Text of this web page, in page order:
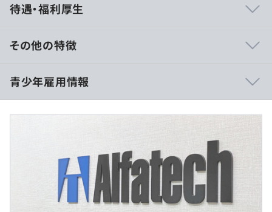
て、主に3つのソリューションを展開しており、エンジニ
す。
タ）を生かしきれていない・盤業界のIT化は他の製造業よ
りも20年遅れていると言われている
▼
とで社会貢献しています。エンジニアとして、お客様の課
題を自らの手で解決に導くことができます。
CADをつくっている会社で汎用CADも電気CADもどちらも
扱っている会社は少ない
待遇・福利厚生
月給：約237,210円
・基本給：192,000円
・固定残業代：30時間分、45,210円（超過分は別途支
■高専専攻科／四大卒
月給：247,100円
・基本給：200,000円
・固定残業代：30時間分、47,100円（超過分は別途支
その他の特徴
青少年雇用情報
前年度 採用者数1人 離職者数0人
2年度前 採用者数1人 離職者数0人
3年度前 採用者数0人 離職者数0人
過去３年間の新卒採用者数の男女別人数